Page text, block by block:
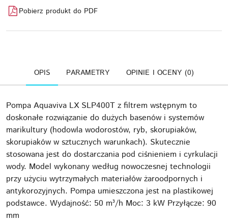
Pobierz produkt do PDF
OPIS PARAMETRY OPINIE I OCENY (0)
Pompa Aquaviva LX SLP400T z filtrem wstępnym to
doskonałe rozwiązanie do dużych basenów i systemów
marikultury (hodowla wodorostów, ryb, skorupiaków,
skorupiaków w sztucznych warunkach). Skutecznie
stosowana jest do dostarczania pod ciśnieniem i cyrkulacji
wody. Model wykonany według nowoczesnej technologii
przy użyciu wytrzymałych materiałów żaroodpornych i
antykorozyjnych. Pompa umieszczona jest na plastikowej
podstawce. Wydajność: 50 m³/h Moc: 3 kW Przyłącze: 90
mm